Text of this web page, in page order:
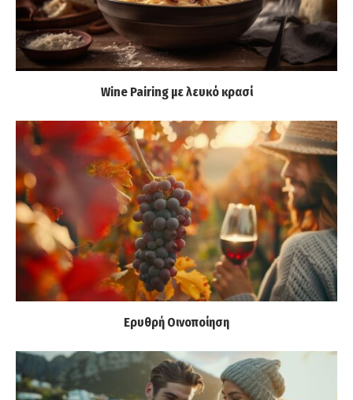
Wine Pairing με λευκό κρασί
Ερυθρή Οινοποίηση